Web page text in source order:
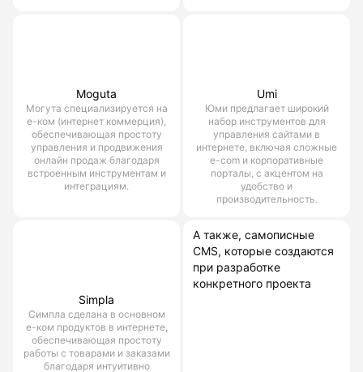
Moguta
Могута специализируется на
е-ком (интернет коммерция),
обеспечивающая простоту
управления и продвижения
онлайн продаж благодаря
встроенным инструментам и
интеграциям.
Umi
Юми предлагает широкий
набор инструментов для
управления сайтами в
интернете, включая сложные
e-com и корпоративные
порталы, с акцентом на
удобство и
производительность.
Simpla
Симпла сделана в основном
е-ком продуктов в интернете,
обеспечивающая простоту
работы с товарами и заказами
благодаря интуитивно
А также, самописные
CMS, которые создаются
при разработке
конкретного проекта